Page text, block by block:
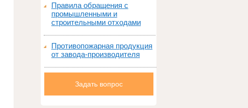
Правила обращения с
промышленными и
строительными отходами
Противопожарная продукция
от завода-производителя
Задать вопрос